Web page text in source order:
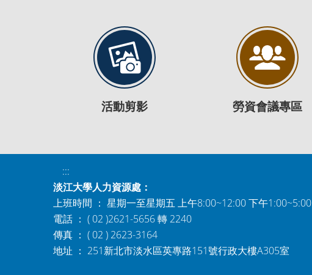
活動剪影 勞資會議專區
:::
淡江大學人力資源處：
上班時間 ： 星期一至星期五 上午8:00~12:00 下午1:00~5:00
電話 ： ( 02 )2621-5656 轉 2240
傳真 ： ( 02 ) 2623-3164
地址 ： 251新北市淡水區英專路151號行政大樓A305室